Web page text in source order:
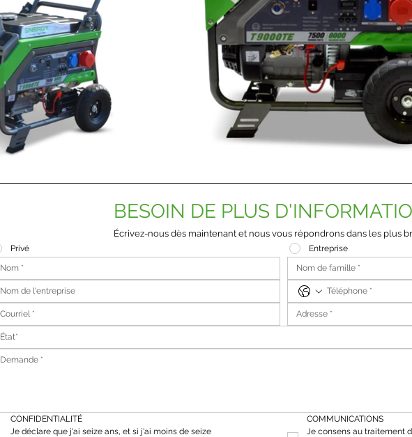
BESOIN DE PLUS
Écrivez-nous dès maintenant et nous vous répondrons dans les plus
Privé Entreprise
État*
CONFIDENTIALITÉ
Je déclare que j'ai seize ans, et si j'ai moins de seize
COMMUNICATIONS
Je consens au traitement